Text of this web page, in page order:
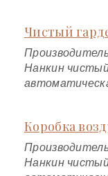
Чистый
Нанкин
Коробка
Нанкин